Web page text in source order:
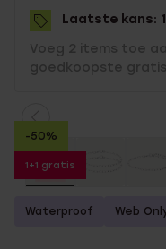
are
here:
Laatste kans:
Voeg 2 items toe
goedkoopste gratis.
-50%
1+1 gratis
Waterproof Web